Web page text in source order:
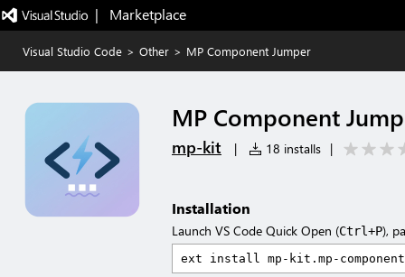
|   Marketplace
Visual Studio Code > Other > MP Component Jumper
MP Component
mp-kit | 18 installs |
Installation
Launch VS Code Quick Open (Ctrl+P),